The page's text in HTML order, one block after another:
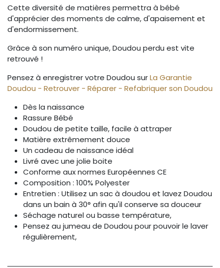
Cette diversité de matières permettra à bébé
d'apprécier des moments de calme, d'apaisement et
d'endormissement.
Grâce à son numéro unique, Doudou perdu est vite
retrouvé !
Pensez à enregistrer votre Doudou surLa Garantie
Doudou - Retrouver - Réparer - Refabriquer son Doudou
Dès la naissance
Rassure Bébé
Doudou de petite taille, facile à attraper
Matière extrêmement douce
Un cadeau de naissance idéal
Livré avec une jolie boite
Conforme aux normes Européennes CE
Composition : 100% Polyester
Entretien : Utilisez un sac à doudou et lavez Doudou
dans un bain à 30° afin qu'il conserve sa douceur
Séchage naturel ou basse température,
Pensez au jumeau de Doudou pour pouvoir le laver
régulièrement,